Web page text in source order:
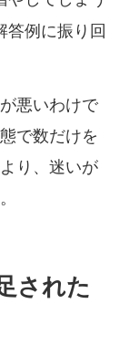
答例に振り回
悪いわけで
で数だけを
り、迷いが
された